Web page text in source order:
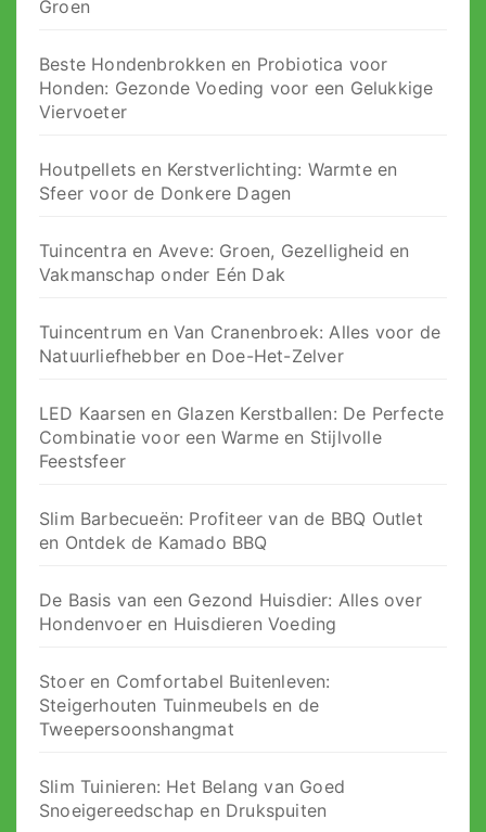
Groen
Beste Hondenbrokken en Probiotica voor
Honden: Gezonde Voeding voor een Gelukkige
Viervoeter
Houtpellets en Kerstverlichting: Warmte en
Sfeer voor de Donkere Dagen
Tuincentra en Aveve: Groen, Gezelligheid en
Vakmanschap onder Eén Dak
Tuincentrum en Van Cranenbroek: Alles voor de
Natuurliefhebber en Doe-Het-Zelver
LED Kaarsen en Glazen Kerstballen: De Perfecte
Combinatie voor een Warme en Stijlvolle
Feestsfeer
Slim Barbecueën: Profiteer van de BBQ Outlet
en Ontdek de Kamado BBQ
De Basis van een Gezond Huisdier: Alles over
Hondenvoer en Huisdieren Voeding
Stoer en Comfortabel Buitenleven:
Steigerhouten Tuinmeubels en de
Tweepersoonshangmat
Slim Tuinieren: Het Belang van Goed
Snoeigereedschap en Drukspuiten